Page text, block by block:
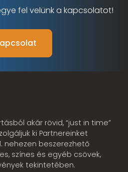
fel velünk a kapcsolatot!
akár rövid, “just in time”
ki Partnereinket
nehezen beszerezhető
színes és egyéb csövek,
tekintetében.